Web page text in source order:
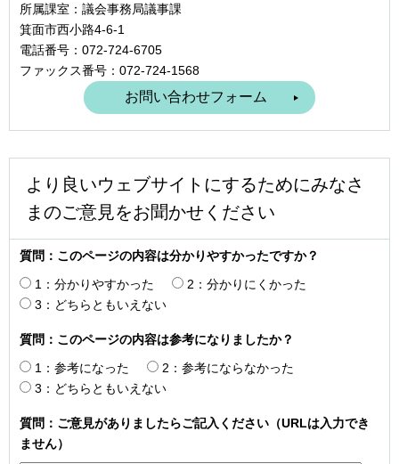
所属課室：議会事務局議事課
箕面市西小路4‐6‐1
電話番号：072-724-6705
ファックス番号：072-724-1568
より良いウェブサイトにするためにみなさ
まのご意見をお聞かせください
質問：このページの内容は分かりやすかったですか？
1：分かりやすかった
2：分かりにくかった
3：どちらともいえない
質問：このページの内容は参考になりましたか？
1：参考になった
2：参考にならなかった
3：どちらともいえない
質問：ご意見がありましたらご記入ください（URLは入力でき
ません）